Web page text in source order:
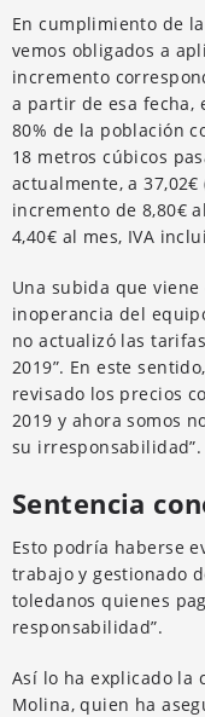
En cumplimiento de
vemos obligados a
incremento
a partir de esa fecha,
80% de la población
18 metros cúbicos
actualmente, a
incremento de 8,80€
4,40€ al mes, IVA
Una subida que viene
inoperancia del
no actualizó las
2019”. En este
revisado los precios
2019 y ahora somos
su irresponsabilidad”.
Sentencia
Esto podría haberse
trabajo y gestionado
toledanos quienes
responsabilidad”.
Así lo ha explicado la
Molina, quien ha